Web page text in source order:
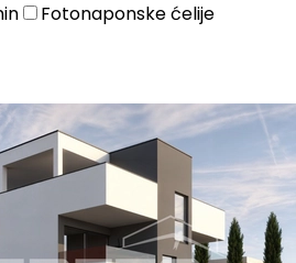
Fotonaponske ćelije